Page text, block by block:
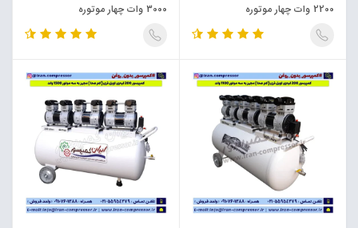
2200 وات چهار موتوره
3000 وات چهار موتوره